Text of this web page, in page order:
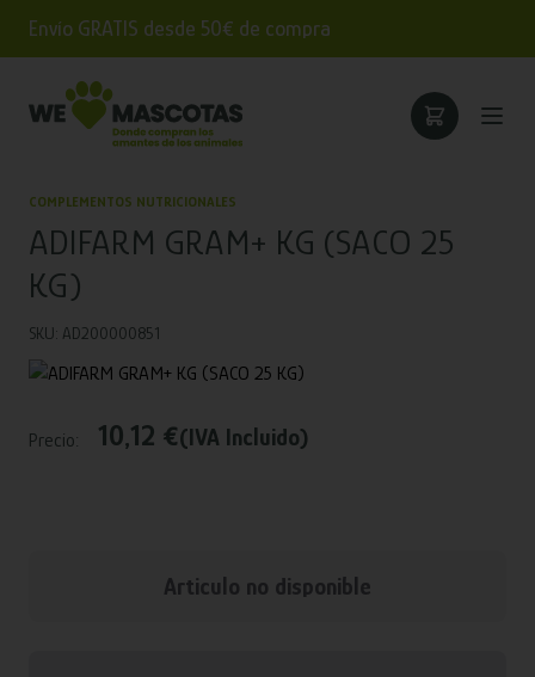
Envío GRATIS desde 50€ de compra
COMPLEMENTOS NUTRICIONALES
ADIFARM GRAM+ KG (SACO 25
KG)
SKU: AD200000851
Precio: 10,12 €(IVA Incluido)
Articulo no disponible